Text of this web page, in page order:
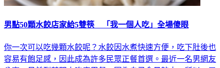
男點50顆水餃店家給5雙筷 「我一個人吃」全場傻眼
你一次可以吃幾顆水餃呢？水餃因水煮快速方便，吃下肚後也
容易有飽足感，因此成為許多民眾正餐首選。最近一名男網友